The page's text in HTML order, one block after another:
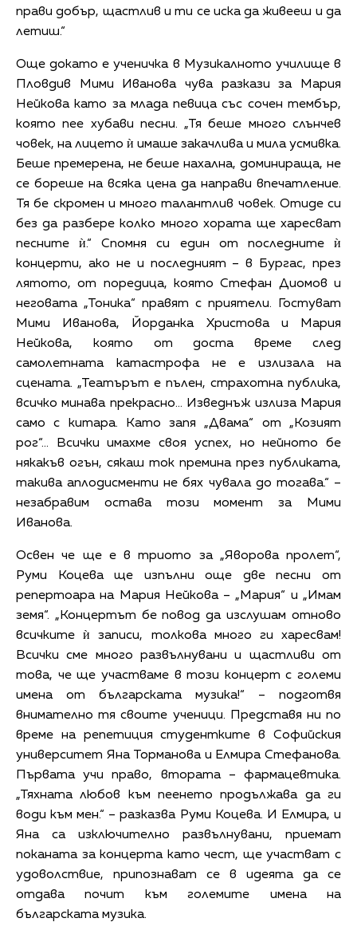
прави добър, щастлив и ти се иска да живееш и да
летиш.“
Още докато е ученичка в Музикалното училище в
Пловдив Мими Иванова чува разкази за Мария
Нейкова като за млада певица със сочен тембър,
която пее хубави песни. „Тя беше много слънчев
човек, на лицето ѝ имаше закачлива и мила усмивка.
Беше премерена, не беше нахална, доминираща, не
се бореше на всяка цена да направи впечатление.
Тя бе скромен и много талантлив човек. Отиде си
без да разбере колко много хората ще харесват
песните ѝ.“ Спомня си един от последните ѝ
концерти, ако не и последният – в Бургас, през
лятото, от поредица, която Стефан Диомов и
неговата „Тоника“ правят с приятели. Гостуват
Мими Иванова, Йорданка Христова и Мария
Нейкова, която от доста време след
самолетната катастрофа не е излизала на
сцената. „Театърът е пълен, страхотна публика,
всичко минава прекрасно... Изведнъж излиза Мария
само с китара. Като запя „Двама“ от „Козият
рог“… Всички имахме своя успех, но нейното бе
някакъв огън, сякаш ток премина през публиката,
такива аплодисменти не бях чувала до тогава.“ –
незабравим остава този момент за Мими
Иванова.
Освен че ще е в триото за „Яворова пролет“,
Руми Коцева ще изпълни още две песни от
репертоара на Мария Нейкова – „Мария“ и „Имам
земя“. „Концертът бе повод да изслушам отново
всичките ѝ записи, толкова много ги харесвам!
Всички сме много развълнувани и щастливи от
това, че ще участваме в този концерт с големи
имена от българската музика!“ – подготвя
внимателно тя своите ученици. Представя ни по
време на репетиция студентките в Софийския
университет Яна Торманова и Елмира Стефанова.
Първата учи право, втората – фармацевтика.
„Тяхната любов към пеенето продължава да ги
води към мен.“ – разказва Руми Коцева. И Елмира, и
Яна са изключително развълнувани, приемат
поканата за концерта като чест, ще участват с
удоволствие, припознават се в идеята да се
отдава почит към големите имена на
българската музика.